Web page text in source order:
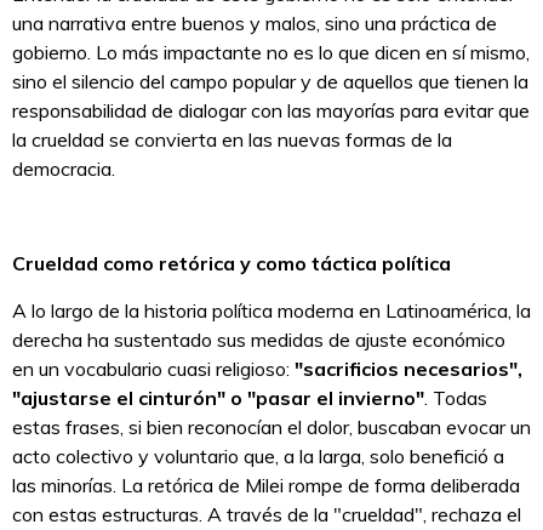
una narrativa entre buenos y malos, sino una práctica de
gobierno. Lo más impactante no es lo que dicen en sí mismo,
sino el silencio del campo popular y de aquellos que tienen la
responsabilidad de dialogar con las mayorías para evitar que
la crueldad se convierta en las nuevas formas de la
democracia.
Crueldad como retórica y como táctica política
A lo largo de la historia política moderna en Latinoamérica, la
derecha ha sustentado sus medidas de ajuste económico
en un vocabulario cuasi religioso: "sacrificios necesarios",
"ajustarse el cinturón" o "pasar el invierno". Todas
estas frases, si bien reconocían el dolor, buscaban evocar un
acto colectivo y voluntario que, a la larga, solo benefició a
las minorías. La retórica de Milei rompe de forma deliberada
con estas estructuras. A través de la "crueldad", rechaza el